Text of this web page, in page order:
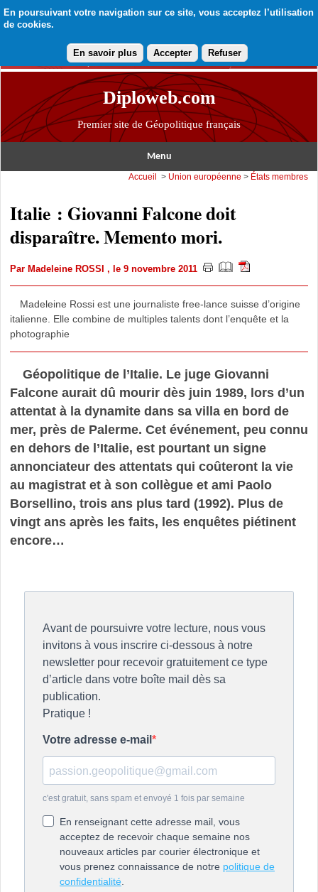
En poursuivant votre navigation sur ce site, vous acceptez l’utilisation
de cookies.
En savoir plus Accepter Refuser
Diploweb.com
Premier site de Géopolitique français
Menu
Accueil > Union européenne > États membres
Italie : Giovanni Falcone doit
disparaître. Memento mori.
Par Madeleine ROSSI , le 9 novembre 2011
Madeleine Rossi est une journaliste free-lance suisse d’origine
italienne. Elle combine de multiples talents dont l’enquête et la
photographie
Géopolitique de l’Italie. Le juge Giovanni
Falcone aurait dû mourir dès juin 1989, lors d’un
attentat à la dynamite dans sa villa en bord de
mer, près de Palerme. Cet événement, peu connu
en dehors de l’Italie, est pourtant un signe
annonciateur des attentats qui coûteront la vie
au magistrat et à son collègue et ami Paolo
Borsellino, trois ans plus tard (1992). Plus de
vingt ans après les faits, les enquêtes piétinent
encore…